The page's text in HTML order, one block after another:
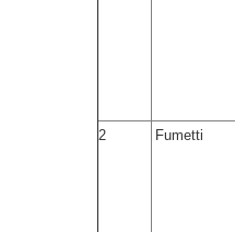
2 Fumetti